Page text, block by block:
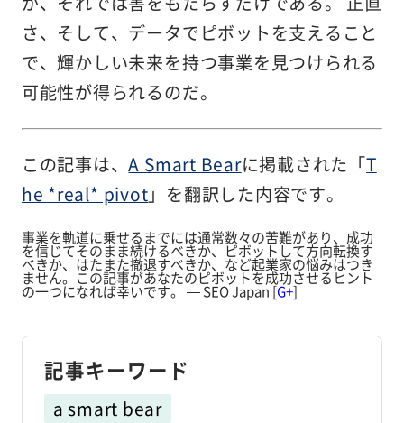
さ、そして、データでピボットを支えること
で、輝かしい未来を持つ事業を見つけられる
可能性が得られるのだ。
この記事は、A Smart Bearに掲載された「T
he *real* pivot」を翻訳した内容です。
事業を軌道に乗せるまでには通常数々の苦難があり、成功
を信じてそのまま続けるべきか、ピボットして方向転換す
べきか、はたまた撤退すべきか、など起業家の悩みはつき
ません。この記事があなたのピボットを成功させるヒント
の一つになれば幸いです。 — SEO Japan [G+]
記事キーワード
a smart bear